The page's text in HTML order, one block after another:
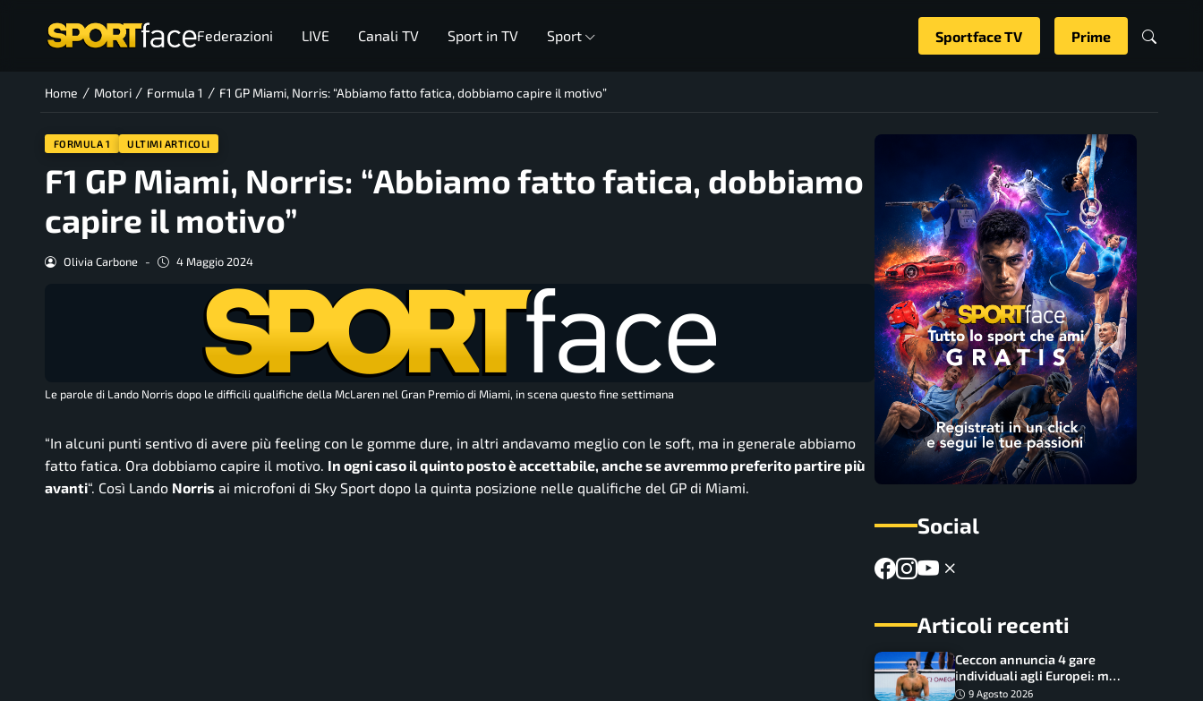
Federazioni LIVE Canali TV Sport in TV Sport Sportface TV Prime
Home / Motori / Formula 1 / F1 GP Miami, Norris: “Abbiamo fatto fatica, dobbiamo capire il motivo”
FORMULA 1 ULTIMI ARTICOLI
F1 GP Miami, Norris: “Abbiamo fatto fatica, dobbiamo
capire il motivo”
Olivia Carbone - 4 Maggio 2024
Le parole di Lando Norris dopo le difficili qualifiche della McLaren nel Gran Premio di Miami, in scena questo fine settimana
“In alcuni punti sentivo di avere più feeling con le gomme dure, in altri andavamo meglio con le soft, ma in generale abbiamo
fatto fatica. Ora dobbiamo capire il motivo. In ogni caso il quinto posto è accettabile, anche se avremmo preferito partire più
avanti“. Così Lando Norris ai microfoni di Sky Sport dopo la quinta posizione nelle qualifiche del GP di Miami.
Social
Articoli recenti
Ceccon annuncia 4 gare
individuali agli Europei: ma
c’è una grossa rinuncia
9 Agosto 2026